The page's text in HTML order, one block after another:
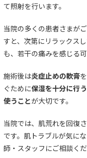
て照射を行います。
当院の多くの患者さまが
すと、次第にリラックスし
も、若干の痛みを感じる
施術後は炎症止めの軟膏
ぐために保湿を十分に行う
使うことが大切です。
当院では、肌荒れを回復
です。肌トラブルが気に
師・スタッフにご相談くだ